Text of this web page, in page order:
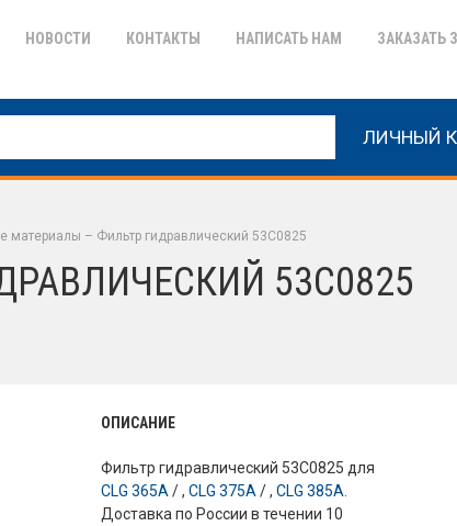
НОВОСТИ КОНТАКТЫ НАПИСАТЬ НАМ ЗАКАЗАТЬ
ЛИЧНЫЙ
материалы – Фильтр гидравлический 53C0825
53C0825
ОПИСАНИЕ
Фильтр гидравлический 53C0825 для
CLG 365A / ,CLG 375A / ,CLG 385A
Доставка по России в течении 10